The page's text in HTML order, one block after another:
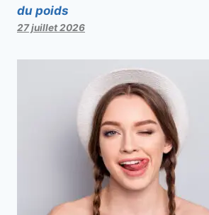
du poids
27 juillet 2026